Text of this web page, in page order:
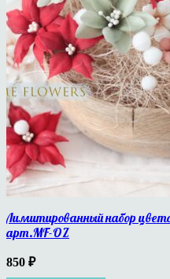
Лимитированный набор
арт.MF-OZ
850 ₽